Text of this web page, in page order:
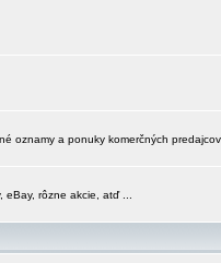
oznamy a ponuky komerčných predajcov
rôzne akcie, atď ...